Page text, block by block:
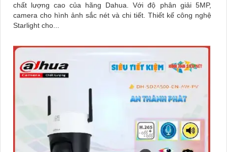
chất lượng cao của hãng Dahua. Với độ phân giải 5MP,
camera cho hình ảnh sắc nét và chi tiết. Thiết kế công nghệ
Starlight cho...